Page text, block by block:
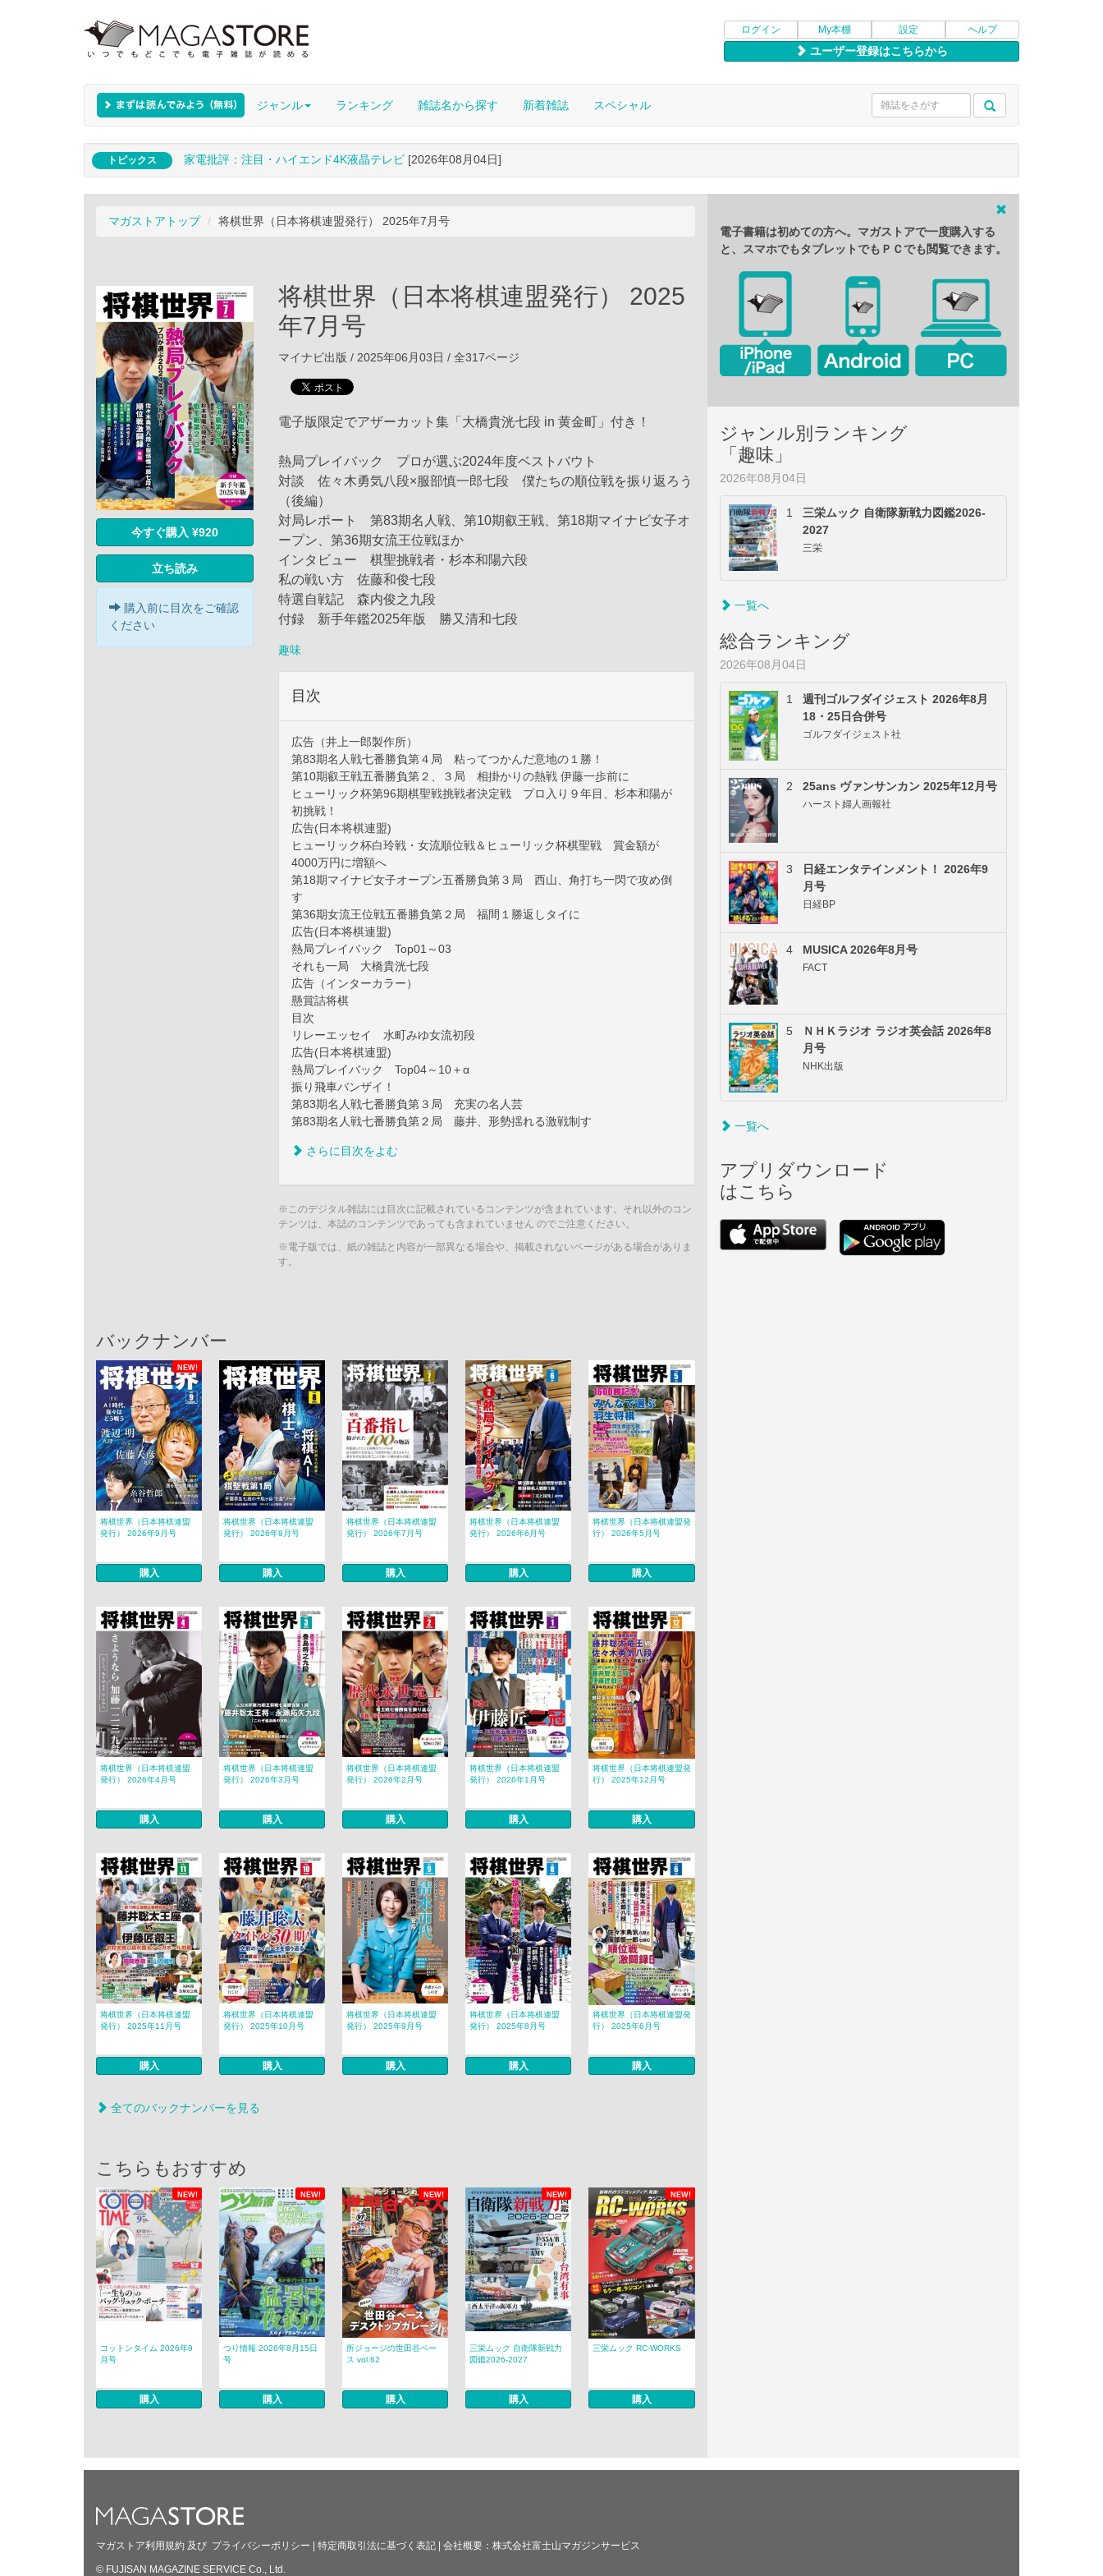
ログイン My本棚 設定 ヘルプ
ユーザー登録はこちらから
ジャンル ランキング 雑誌名から探す 新着雑誌 スペシャル
トピックス 家電批評：注目・ハイエンド4K液晶テレビ [2026年08月04日]
マガストアトップ 将棋世界（日本将棋連盟発行） 2025年7月号
今すぐ購入 ¥920
立ち読み
購入前に目次をご確認
ください
将棋世界（日本将棋連盟発行） 2025
年7月号
マイナビ出版 / 2025年06月03日 / 全317ページ
電子版限定でアザーカット集「大橋貴洸七段 in 黄金町」付き！
熱局プレイバック プロが選ぶ2024年度ベストバウト
対談 佐々木勇気八段×服部慎一郎七段 僕たちの順位戦を振り返ろう
（後編）
対局レポート 第83期名人戦、第10期叡王戦、第18期マイナビ女子オ
ープン、第36期女流王位戦ほか
インタビュー 棋聖挑戦者・杉本和陽六段
私の戦い方 佐藤和俊七段
特選自戦記 森内俊之九段
付録 新手年鑑2025年版 勝又清和七段
趣味
目次
広告（井上一郎製作所）
第83期名人戦七番勝負第４局 粘ってつかんだ意地の１勝！
第10期叡王戦五番勝負第２、３局 相掛かりの熱戦 伊藤一歩前に
ヒューリック杯第96期棋聖戦挑戦者決定戦 プロ入り９年目、杉本和陽が
初挑戦！
広告(日本将棋連盟)
ヒューリック杯白玲戦・女流順位戦＆ヒューリック杯棋聖戦 賞金額が
4000万円に増額へ
第18期マイナビ女子オープン五番勝負第３局 西山、角打ち一閃で攻め倒
す
第36期女流王位戦五番勝負第２局 福間１勝返しタイに
広告(日本将棋連盟)
熱局プレイバック Top01～03
それも一局 大橋貴洸七段
広告（インターカラー）
懸賞詰将棋
目次
リレーエッセイ 水町みゆ女流初段
広告(日本将棋連盟)
熱局プレイバック Top04～10＋α
振り飛車バンザイ！
第83期名人戦七番勝負第３局 充実の名人芸
第83期名人戦七番勝負第２局 藤井、形勢揺れる激戦制す
さらに目次をよむ
※このデジタル雑誌には目次に記載されているコンテンツが含まれています。それ以外のコン
テンツは、本誌のコンテンツであっても含まれていません のでご注意ください。
※電子版では、紙の雑誌と内容が一部異なる場合や、掲載されないページがある場合がありま
す。
バックナンバー
NEW!
将棋世界（日本将棋連盟
発行） 2026年9月号
購入
将棋世界（日本将棋連盟
発行） 2026年8月号
購入
将棋世界（日本将棋連盟
発行） 2026年7月号
購入
将棋世界（日本将棋連盟
発行） 2026年6月号
購入
将棋世界（日本将棋連盟発
行） 2026年5月号
購入
将棋世界（日本将棋連盟
発行） 2026年4月号
購入
将棋世界（日本将棋連盟
発行） 2026年3月号
購入
将棋世界（日本将棋連盟
発行） 2026年2月号
購入
将棋世界（日本将棋連盟
発行） 2026年1月号
購入
将棋世界（日本将棋連盟発
行） 2025年12月号
購入
将棋世界（日本将棋連盟
発行） 2025年11月号
購入
将棋世界（日本将棋連盟
発行） 2025年10月号
購入
将棋世界（日本将棋連盟
発行） 2025年9月号
購入
将棋世界（日本将棋連盟
発行） 2025年8月号
購入
将棋世界（日本将棋連盟発
行） 2025年6月号
購入
全てのバックナンバーを見る
こちらもおすすめ
NEW! NEW! NEW! NEW! NEW!
コットンタイム 2026年9
月号
購入
つり情報 2026年8月15日
号
購入
所ジョージの世田谷ベー
ス vol.62
購入
三栄ムック 自衛隊新戦力
図鑑2026-2027
購入
三栄ムック RC-WORKS
購入
電子書籍は初めての方へ。マガストアで一度購入する
と、スマホでもタブレットでもＰＣでも閲覧できます。
ジャンル別ランキング
「趣味」
2026年08月04日
1
三栄ムック 自衛隊新戦力図鑑2026-
2027
三栄
一覧へ
総合ランキング
2026年08月04日
1
週刊ゴルフダイジェスト 2026年8月
18・25日合併号
ゴルフダイジェスト社
2 25ans ヴァンサンカン 2025年12月号
ハースト婦人画報社
3
日経エンタテインメント！ 2026年9
月号
日経BP
4 MUSICA 2026年8月号
FACT
5
ＮＨＫラジオ ラジオ英会話 2026年8
月号
NHK出版
一覧へ
アプリダウンロード
はこちら
マガストア利用規約 及び プライバシーポリシー 特定商取引法に基づく表記 会社概要： 株式会社富士山マガジンサービス
© FUJISAN MAGAZINE SERVICE Co., Ltd.